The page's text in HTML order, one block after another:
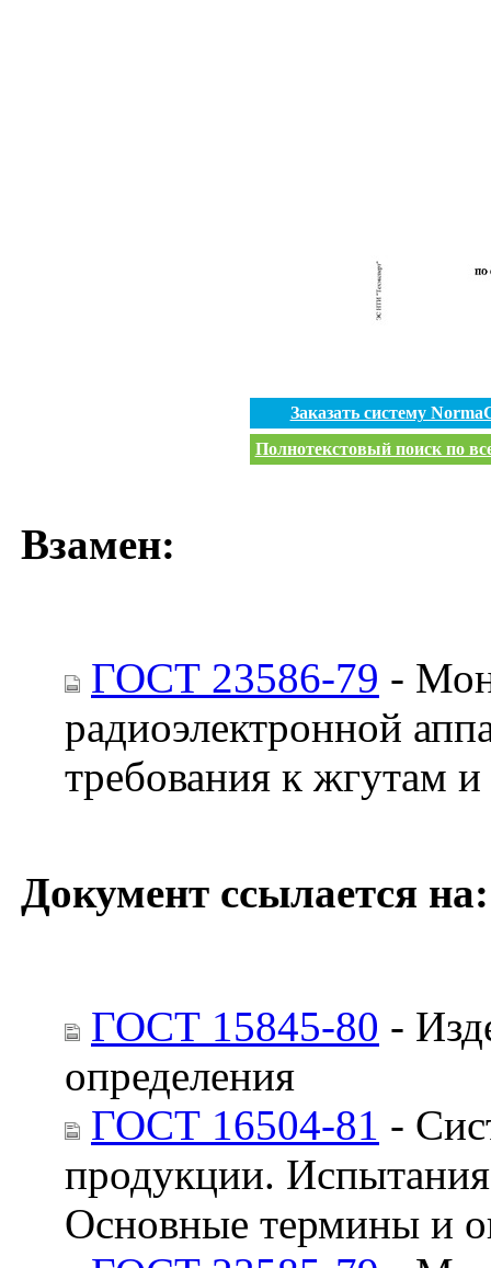
Заказать систему
Полнотекстовый поиск по
Взамен:
ГОСТ 23586-79 -
радиоэлектронной
требования к жгутам
Документ ссылается на:
ГОСТ 15845-80 -
определения
ГОСТ 16504-81 -
продукции.
Основные термины и